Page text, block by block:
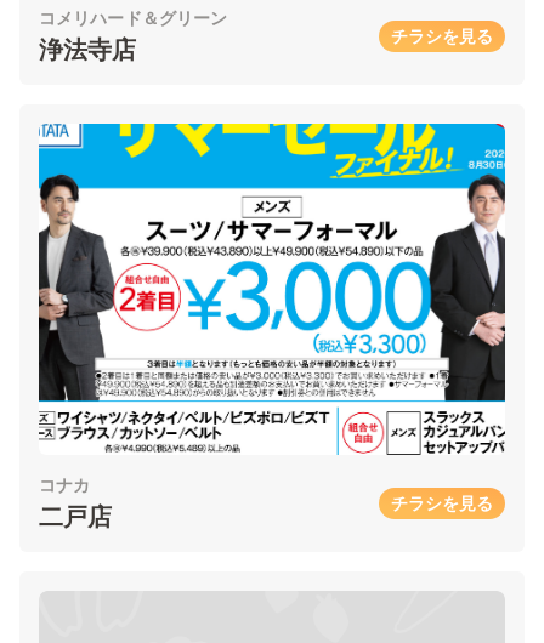
コメリハード＆グリーン
浄法寺店 チラシを見る
コナカ
二戸店 チラシを見る